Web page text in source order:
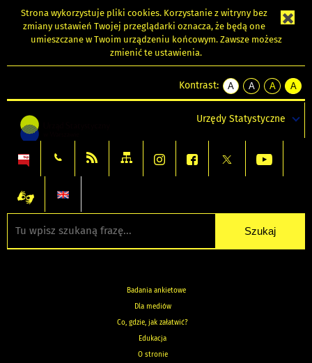
Strona wykorzystuje pliki cookies. Korzystanie z witryny bez
zmiany ustawień Twojej przeglądarki oznacza, że będą one
umieszczane w Twoim urządzeniu końcowym. Zawsze możesz
zmienić te ustawienia.
Kontrast:
A
kontrast
A
kontrast
tekst
czarnym
A
kontrast
tekst
czarnym
A
tekst
żółtym
Urzędy Statystyczne
Badania ankietowe
Dla mediów
Co, gdzie, jak załatwić?
Edukacja
O stronie